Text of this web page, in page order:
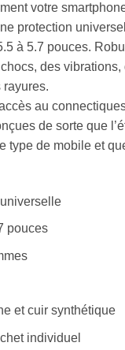
votre
protection
à 5.7 pouces.
des
rayures.
au
de sorte que
type de mobile et
pouces
et cuir synthétique
individuel